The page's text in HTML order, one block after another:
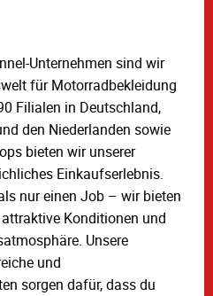
Unternehmen sind wir
für Motorradbekleidung
Filialen in Deutschland,
den Niederlanden sowie
bieten wir unserer
Einkaufserlebnis.
nur einen Job – wir bieten
Konditionen und
Unsere
und
sorgen dafür, dass du